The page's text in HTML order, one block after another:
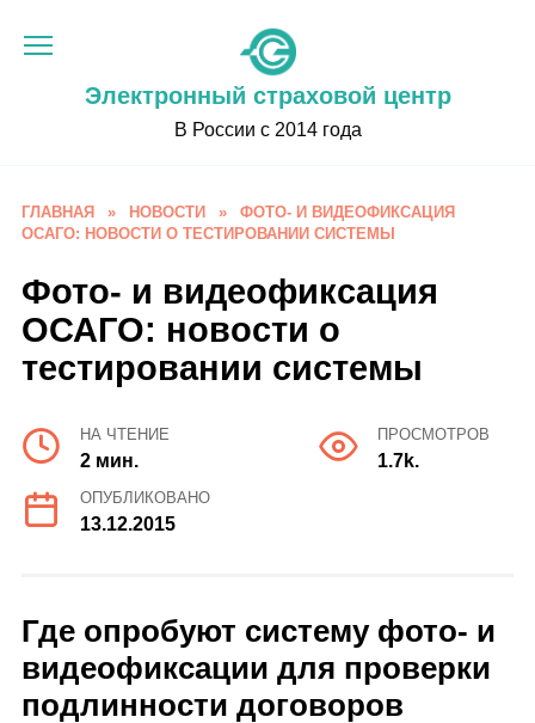
Электронный страховой центр
В России с 2014 года
ГЛАВНАЯ » НОВОСТИ »
ФОТО- И ВИДЕОФИКСАЦИЯ
ОСАГО: НОВОСТИ О ТЕСТИРОВАНИИ СИСТЕМЫ
Фото- и видеофиксация
ОСАГО: новости о
тестировании системы
НА ЧТЕНИЕ
2 мин.
ПРОСМОТРОВ
1.7k.
ОПУБЛИКОВАНО
13.12.2015
Где опробуют систему фото- и
видеофиксации для проверки
подлинности договоров